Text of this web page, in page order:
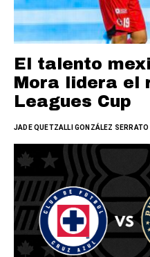
El talento
Mora lidera el
Leagues Cup
JADE QUETZALLI GONZÁLEZ SERRATO